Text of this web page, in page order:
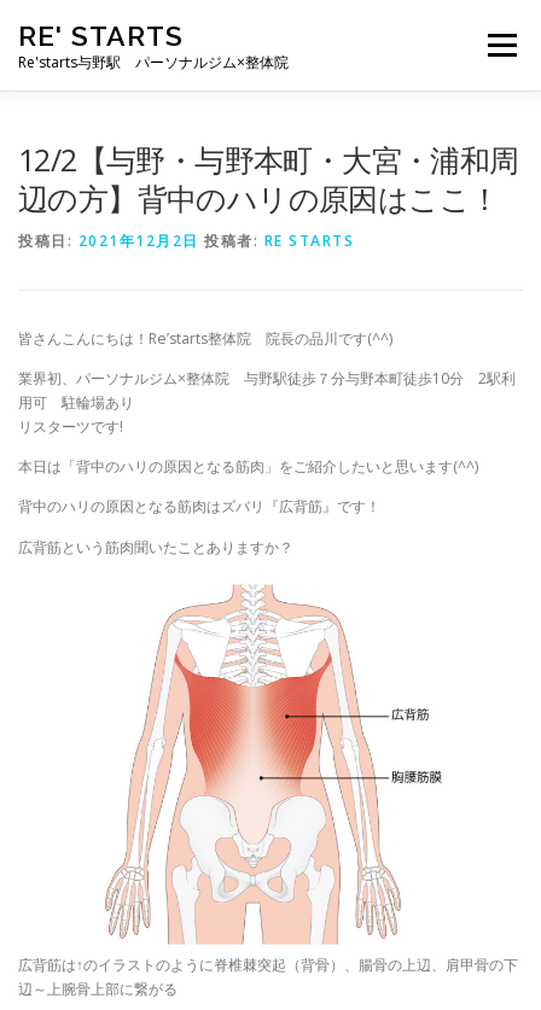
RE' STARTS
Re'starts与野駅 パーソナルジム×整体院
メニュー
12/2【与野・与野本町・大宮・浦和周
辺の方】背中のハリの原因はここ！
投稿日: 2021年12月2日 投稿者: RE STARTS
皆さんこんにちは！Re’starts整体院 院長の品川です(^^)
業界初、パーソナルジム×整体院 与野駅徒歩７分与野本町徒歩10分 2駅利
用可 駐輪場あり
リスターツです!
本日は「背中のハリの原因となる筋肉」をご紹介したいと思います(^^)
背中のハリの原因となる筋肉はズバリ『広背筋』です！
広背筋という筋肉聞いたことありますか？
広背筋は↑のイラストのように脊椎棘突起（背骨）、腸骨の上辺、肩甲骨の下
辺～上腕骨上部に繋がる